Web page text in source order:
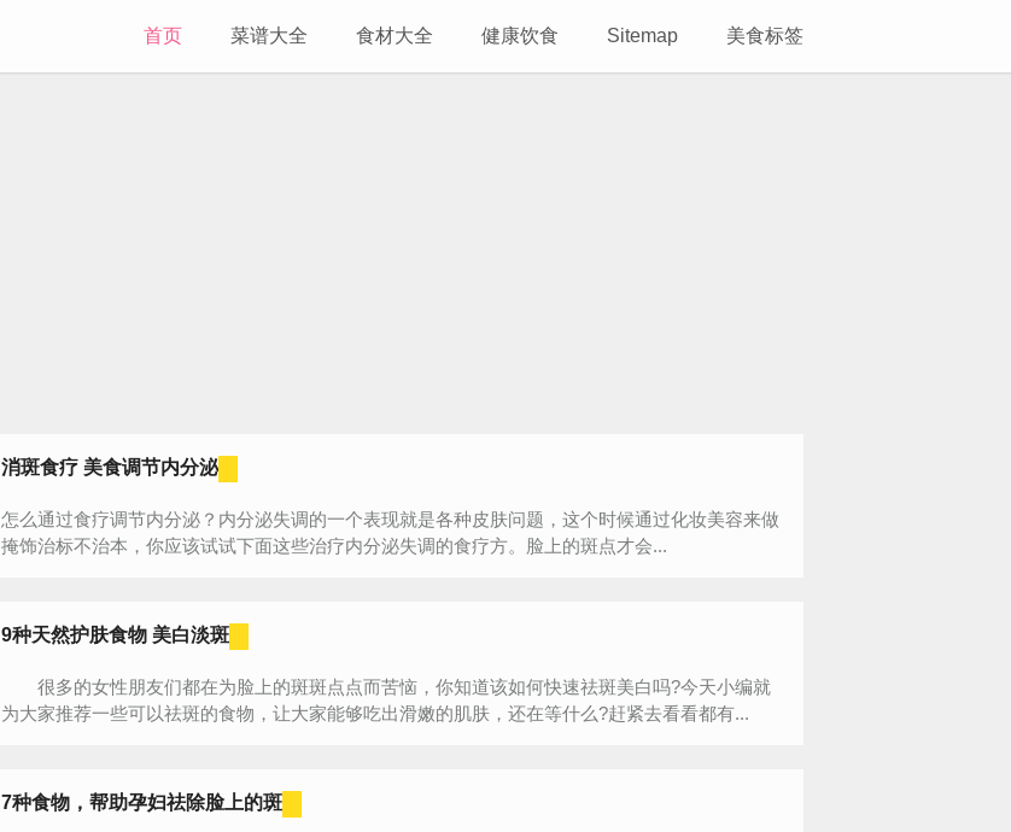
首页 菜谱大全 食材大全 健康饮食 Sitemap 美食标签
消斑食疗 美食调节内分泌
怎么通过食疗调节内分泌？内分泌失调的一个表现就是各种皮肤问题，这个时候通过化妆美容来做
掩饰治标不治本，你应该试试下面这些治疗内分泌失调的食疗方。脸上的斑点才会...
9种天然护肤食物 美白淡斑
很多的女性朋友们都在为脸上的斑斑点点而苦恼，你知道该如何快速祛斑美白吗?今天小编就
为大家推荐一些可以祛斑的食物，让大家能够吃出滑嫩的肌肤，还在等什么?赶紧去看看都有...
7种食物，帮助孕妇祛除脸上的斑